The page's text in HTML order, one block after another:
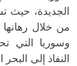
الجديدة، حيث
من خلال
وسوريا التي
النفاذ إلى